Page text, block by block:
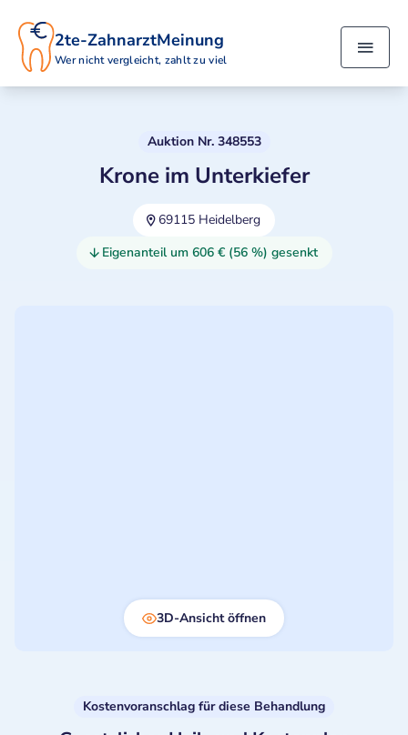
2te-ZahnarztMeinung
Wer nicht vergleicht, zahlt zu viel
Auktion Nr. 348553
Krone im Unterkiefer
69115 Heidelberg
Eigenanteil um 606 € (56 %) gesenkt
3D-Ansicht öffnen
Kostenvoranschlag für diese Behandlung